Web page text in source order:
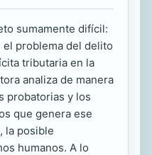
sumamente difícil:
problema del delito
tributaria en la
analiza de manera
probatorias y los
que genera ese
la posible
humanos. A lo